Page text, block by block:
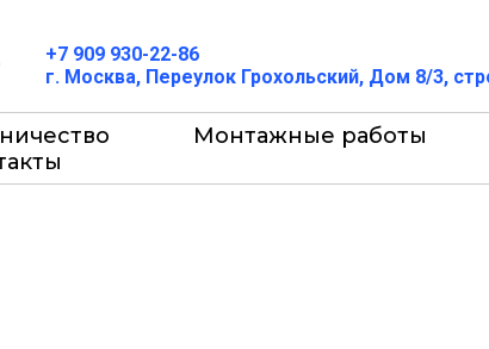
+7 909 930-22-86
г. Москва, Переулок Грохольский, Дом 8/3,
Монтажные работы